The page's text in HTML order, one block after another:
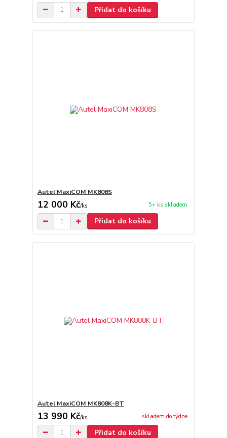
Přidat do košíku
Autel MaxiCOM MK808S
12 000 Kč/ks 5+ ks skladem
Přidat do košíku
Autel MaxiCOM MK808K-BT
13 990 Kč/ks skladem do týdne
Přidat do košíku